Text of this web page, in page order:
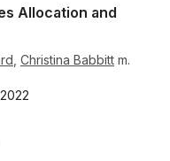
Allocation and
Christina Babbitt m.